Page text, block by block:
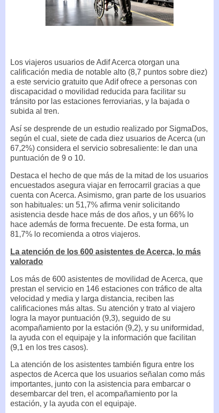
Los viajeros usuarios de Adif Acerca otorgan una
calificación media de notable alto (8,7 puntos sobre diez)
a este servicio gratuito que Adif ofrece a personas con
discapacidad o movilidad reducida para facilitar su
tránsito por las estaciones ferroviarias, y la bajada o
subida al tren.
Así se desprende de un estudio realizado por SigmaDos,
según el cual, siete de cada diez usuarios de Acerca (un
67,2%) considera el servicio sobresaliente: le dan una
puntuación de 9 o 10.
Destaca el hecho de que más de la mitad de los usuarios
encuestados asegura viajar en ferrocarril gracias a que
cuenta con Acerca. Asimismo, gran parte de los usuarios
son habituales: un 51,7% afirma venir solicitando
asistencia desde hace más de dos años, y un 66% lo
hace además de forma frecuente. De esta forma, un
81,7% lo recomienda a otros viajeros.
La atención de los 600 asistentes de Acerca, lo más
valorado
Los más de 600 asistentes de movilidad de Acerca, que
prestan el servicio en 146 estaciones con tráfico de alta
velocidad y media y larga distancia, reciben las
calificaciones más altas. Su atención y trato al viajero
logra la mayor puntuación (9,3), seguido de su
acompañamiento por la estación (9,2), y su uniformidad,
la ayuda con el equipaje y la información que facilitan
(9,1 en los tres casos).
La atención de los asistentes también figura entre los
aspectos de Acerca que los usuarios señalan como más
importantes, junto con la asistencia para embarcar o
desembarcar del tren, el acompañamiento por la
estación, y la ayuda con el equipaje.